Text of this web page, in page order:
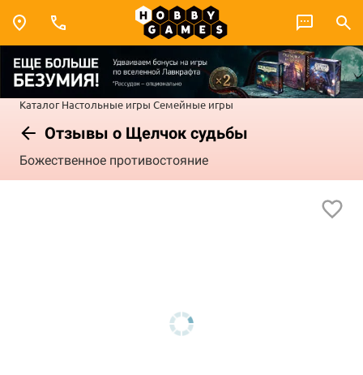
Каталог Настольные игры Семейные игры
Отзывы о Щелчок судьбы
Божественное противостояние